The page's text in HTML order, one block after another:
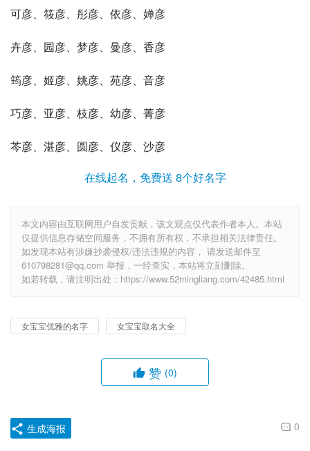
可彦、筱彦、彤彦、依彦、婵彦
卉彦、园彦、梦彦、曼彦、香彦
筠彦、姬彦、姚彦、苑彦、音彦
巧彦、亚彦、枝彦、幼彦、菁彦
芩彦、湛彦、圆彦、仪彦、沙彦
在线起名，免费送 8个好名字
本文内容由互联网用户自发贡献，该文观点仅代表作者本人。本站
仅提供信息存储空间服务，不拥有所有权，不承担相关法律责任。
如发现本站有涉嫌抄袭侵权/违法违规的内容， 请发送邮件至
610798281@qq.com 举报，一经查实，本站将立刻删除。
如若转载，请注明出处：https://www.52mingliang.com/42485.html
女宝宝优雅的名字 女宝宝取名大全
赞 (0)
0
生成海报